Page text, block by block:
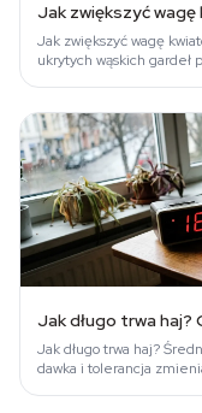
Jak zwiększyć
Jak zwiększyć wagę
ukrytych wąskich gardeł
Jak długo trwa haj?
Jak długo trwa haj?
dawka i tolerancja